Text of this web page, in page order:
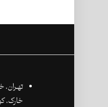
تهـران،‌
خارک،